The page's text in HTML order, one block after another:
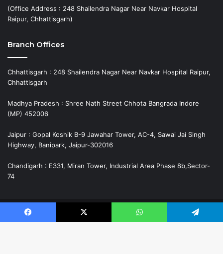
(Office Address : 248 Shailendra Nagar Near Navkar Hospital
Raipur, Chhattisgarh)
Branch Offices
Chhattisgarh : 248 Shailendra Nagar Near Navkar Hospital Raipur,
Chhattisgarh
Madhya Pradesh : Shree Nath Street Chhota Bangrada Indore
(MP) 452006
Jaipur : Gopal Koshik B-9 Jawahar Tower, AC-4, Sawai Jai Singh
Highway, Banipark, Jaipur-302016
Chandigarh : E331, Miran Tower, Industrial Area Phase 8b,Sector-
74
© Copyright 2026, All Rights Reserved.
Facebook X WhatsApp Telegram